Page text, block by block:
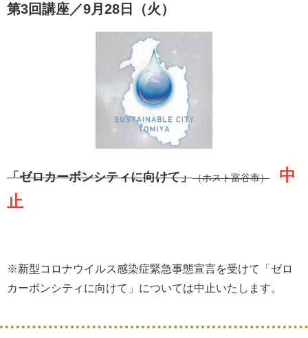
第3回講座／9月28日（火）
「ゼロカーボンシティに向けて」（ホスト富谷市）
中
止
※新型コロナウイルス感染症緊急事態宣言を受けて「ゼロ
カーボンシティに向けて」については中止いたします。